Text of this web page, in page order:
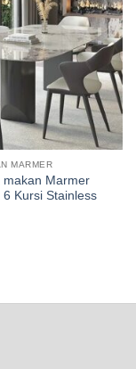
MARMER
makan Marmer
Kursi Stainless